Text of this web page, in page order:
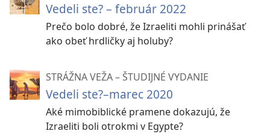
Vedeli ste? – február 2022
Prečo bolo dobré, že Izraeliti mohli prinášať
ako obeť hrdličky aj holuby?
STRÁŽNA VEŽA – ŠTUDIJNÉ VYDANIE
Vedeli ste?–marec 2020
Aké mimobiblické pramene dokazujú, že
Izraeliti boli otrokmi v Egypte?